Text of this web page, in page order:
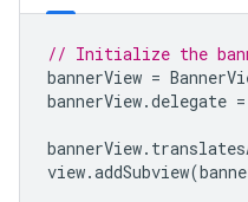
// Initialize the
bannerView =
bannerView.delegate =
bannerView.
view.addSubview(